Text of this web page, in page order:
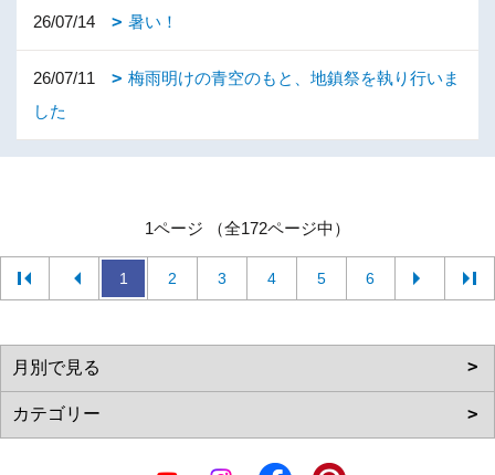
26/07/14 暑い！
26/07/11
梅雨明けの青空のもと、地鎮祭を執り行いま
した
1ページ （全172ページ中）
1 2 3 4 5 6